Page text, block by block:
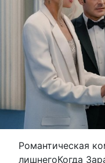
Романтическая
лишнегоКогда